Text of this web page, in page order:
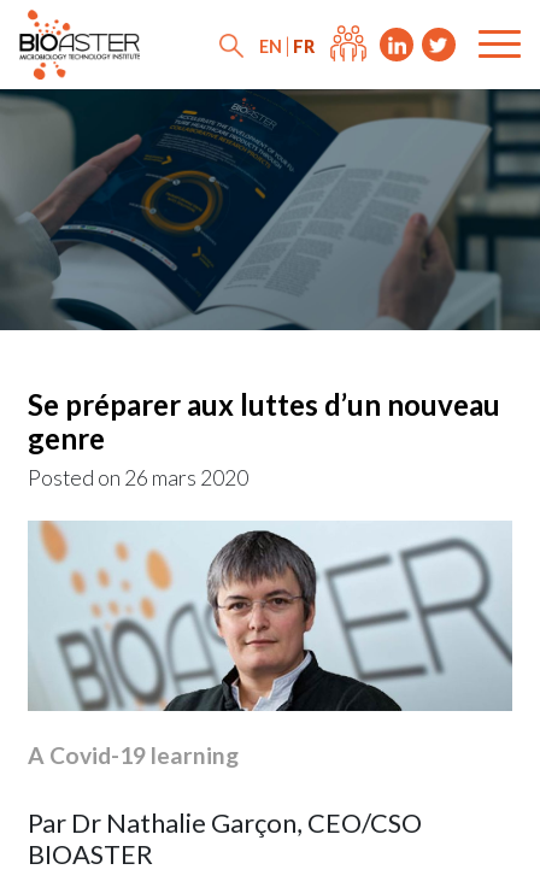
EN FR
Evénements
Se préparer aux luttes d’un nouveau
genre
Posted on 26 mars 2020
A Covid-19 learning
Par Dr Nathalie Garçon, CEO/CSO
BIOASTER